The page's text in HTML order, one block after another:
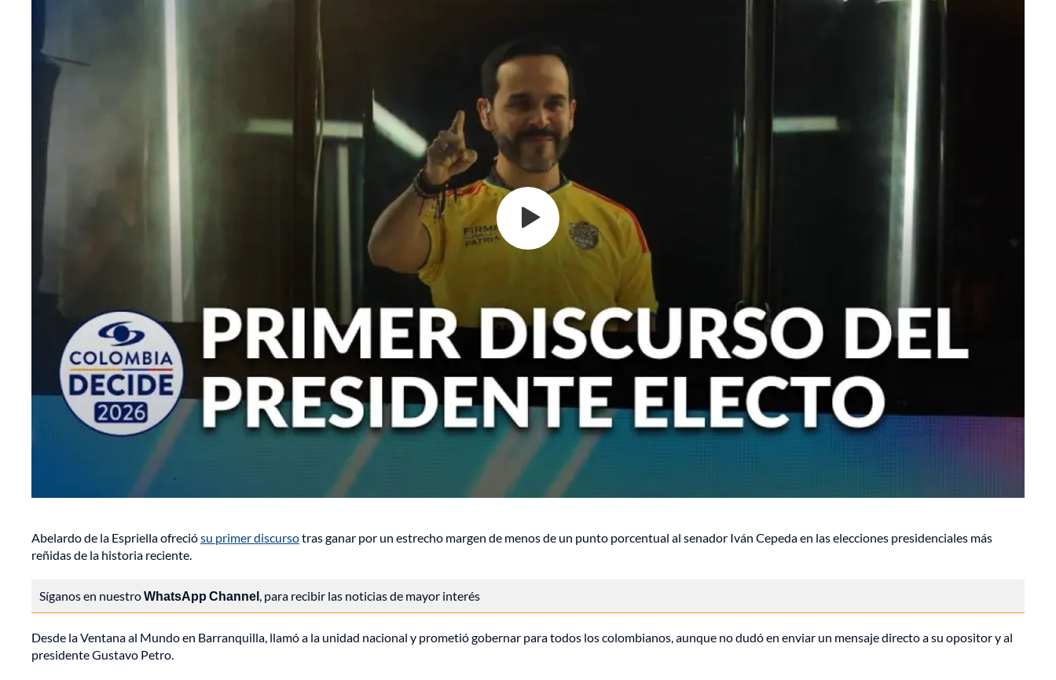
Abelardo de la Espriella ofreciósu primer discursotras ganar por un estrecho margen de menos de un punto porcentual al senador Iván Cepeda en las elecciones presidenciales más
reñidas de la historia reciente.
Síganos en nuestroWhatsApp Channel , para recibir las noticias de mayor interés
Desde la Ventana al Mundo en Barranquilla, llamó a la unidad nacional y prometió gobernar para todos los colombianos, aunque no dudó en enviar un mensaje directo a su opositor y al
presidente Gustavo Petro.